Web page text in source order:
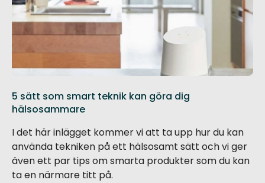
5 sätt som smart teknik kan göra dig
hälsosammare
I det här inlägget kommer vi att ta upp hur du kan
använda tekniken på ett hälsosamt sätt och vi ger
även ett par tips om smarta produkter som du kan
ta en närmare titt på.